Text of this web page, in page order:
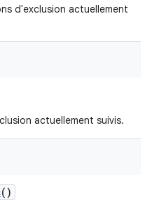
d'exclusion actuellement
actuellement suivis.
()